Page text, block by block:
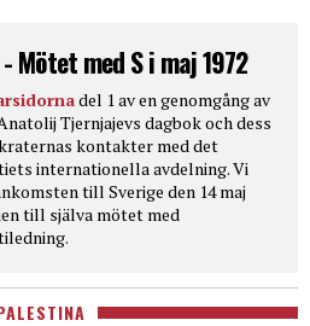
Mötet med S i maj 1972
del 1 av en genomgång av
Tjernjajevs dagbok och dess
kontakter med det
internationella avdelning. Vi
till Sverige den 14 maj
till själva mötet med